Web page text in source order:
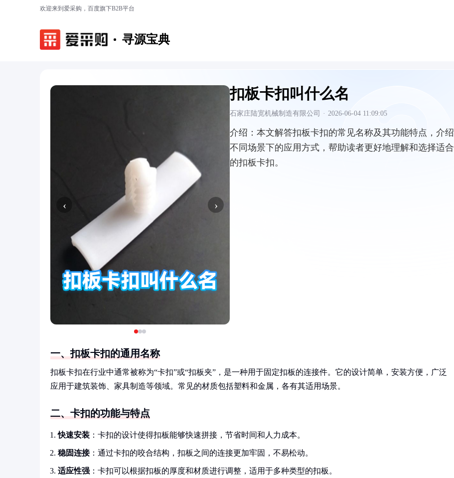
欢迎来到爱采购，百度旗下B2B平台
寻源宝典
‹ ›
扣板卡扣叫什么名
石家庄陆宽机械制造有限公司 · 2026-06-04 11:09:05
介绍： 本文解答扣板卡扣的常见名称及其功能特点，介绍
不同场景下的应用方式，帮助读者更好地理解和选择适合
的扣板卡扣。
一、扣板卡扣的通用名称
扣板卡扣在行业中通常被称为“卡扣”或“扣板夹”，是一种用于固定扣板的连接件。它的设计简单，安装方便，广泛
应用于建筑装饰、家具制造等领域。常见的材质包括塑料和金属，各有其适用场景。
二、卡扣的功能与特点
快速安装 ：卡扣的设计使得扣板能够快速拼接，节省时间和人力成本。
稳固连接：通过卡扣的咬合结构，扣板之间的连接更加牢固，不易松动。
适应性强 ：卡扣可以根据扣板的厚度和材质进行调整，适用于多种类型的扣板。